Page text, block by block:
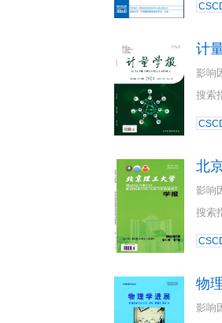
计
影响
搜索
北
影响
搜索
物
影响